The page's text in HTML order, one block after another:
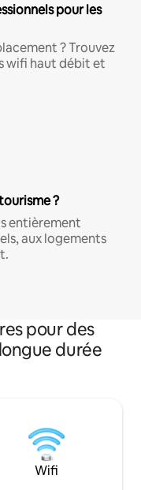
pour les
? Trouvez
wifi haut débit et
?
entièrement
aux logements
pour des
durée
Wifi